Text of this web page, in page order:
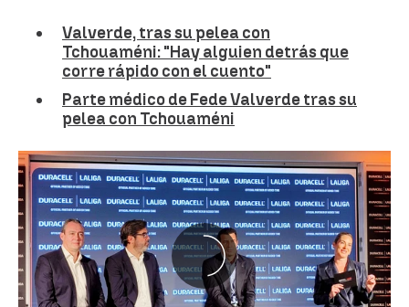
Valverde, tras su pelea con
Tchouaméni: "Hay alguien detrás que
corre rápido con el cuento"
Parte médico de Fede Valverde tras su
pelea con Tchouaméni